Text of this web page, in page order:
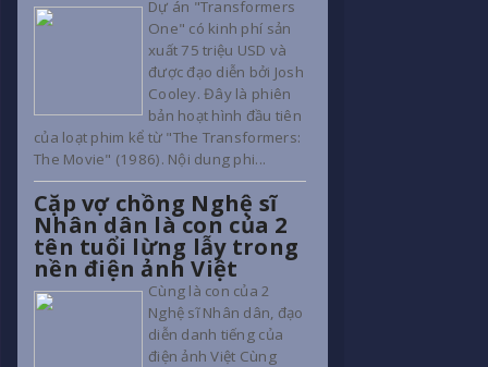
Dự án "Transformers
One" có kinh phí sản
xuất 75 triệu USD và
được đạo diễn bởi Josh
Cooley. Đây là phiên
bản hoạt hình đầu tiên
của loạt phim kể từ "The Transformers:
The Movie" (1986). Nội dung phi...
Cặp vợ chồng Nghệ sĩ
Nhân dân là con của 2
tên tuổi lừng lẫy trong
nền điện ảnh Việt
Cùng là con của 2
Nghệ sĩ Nhân dân, đạo
diễn danh tiếng của
điện ảnh Việt Cùng